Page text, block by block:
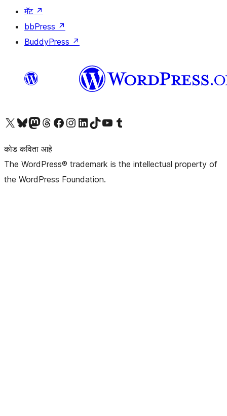
मॅट ↗
bbPress ↗
BuddyPress ↗
आमच्या X (एक्स) (पूर्वीचे ट्विटर) खात्याला भेट द्या आमच्या ब्लूस्की खात्याला भेट द्या.आमच्या Mastodon खात्याला भेट द्या.आमच्या थ्रेड्स खात्याला भेट द्या. आमच्या फेसबुक पेजला भेट द्या आमच्या इंस्टाग्राम खात्याला भेट द्या आमच्या लिंक्डइन खात्याला भेट द्या आमच्या टिकटॉक अकाउंटला भेट द्या.आमच्या यूट्यूब चॅनेलला भेट द्या आमच्या टंबलर खात्याला भेट द्या.
कोड कविता आहे
The WordPress® trademark is the intellectual property of
the WordPress Foundation.